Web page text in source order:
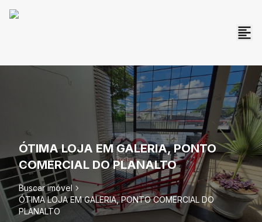
ÓTIMA LOJA EM GALERIA, PONTO
COMERCIAL DO PLANALTO
Buscar imóvel
ÓTIMA LOJA EM GALERIA, PONTO COMERCIAL DO
PLANALTO